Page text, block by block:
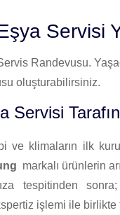
Servisi
Randevusu.
oluşturabilirsiniz.
Servisi
ve klimaların ilk
markalı ürünlerin
tespitinden
işlemi ile birlikte